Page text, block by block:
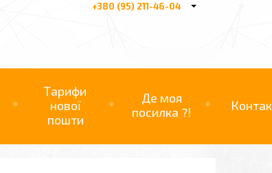
+380 (95) 211-46-04
Тарифи
нової
пошти
Де моя
посилка ?!